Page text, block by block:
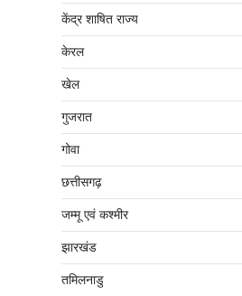
केंद्र शाषित राज्य
केरल
खेल
गुजरात
गोवा
छत्तीसगढ़
जम्‍मू एवं कश्‍मीर
झारखंड
तमिलनाडु